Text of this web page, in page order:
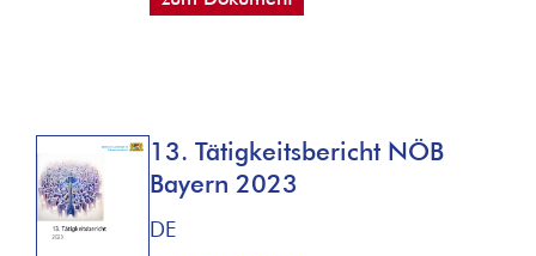
13. Tätigkeitsbericht NÖB
Bayern 2023
DE